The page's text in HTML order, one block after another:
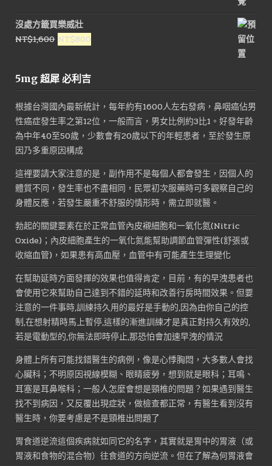
沒處方籤買樂威壯
NT$1,600 原
格：
NT$800
5mg 超犀 必利吉
根據台灣國內最新統計，每年約有1600人左右發病，鼻咽癌佔男
性癌症發生率之第12位，一般而言，男女比例約3比1。好發年齡
為中年40至50歲，少數會有20歲以下的年輕患者，至於發生原
因乃多重原因構成
這裡要請大家注意的是，副作用不是每個人都會發生，因個人的
體質不同，發生率也不盡相同，民眾初次服藥時可多觀察自己的
身體反應，若發生嚴重不舒服的情形時，需立即就醫。
勃起的關鍵要素在於正常血管內皮襯細胞和一氧化氮(Nitric
Oxide)；內皮細胞產生的一氧化氮能幫助調節血管彈性(舒張或
收縮血管)，如果患有高血壓，血管中有可能產生生理變化
在幫助延時方面發揮的效果也值得肯定，目前，有的早洩患者也
會使用它來幫助自己達到不錯的延時和改善行房時間效果。但要
注意的一件事時,訓練持久用的最好是手動的,因為由你自己的控
制,在想射精時馬上暫停,這樣的漸進訓練才是真正對持久有效的,
若是電動型的,你無法即時停止,那恐怕會加速早洩的情況
身體上所有可能找錯醫生的病例，像是心悸胸悶，大多數人會找
心臟科；不明原因視線模糊、眼睛疲勞，想到就是眼科；耳鳴、
耳塞是耳鼻喉科；一般人怎麼會想是頸椎的問題？如果遇到醫生
找不到病因，又反覆出現症狀，做檢查都正常，有醫生看到沒有
醫生時，你要考慮是不是頸椎出問題了
胃食道逆流這個疾病就如同它的名字，其實就是胃中的胃液（或
胃液和食物的混合物）往食道的方向逆流。但在了解為何胃液會